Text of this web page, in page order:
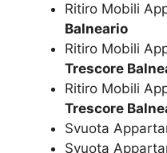
Ritiro Mobili
Balneario
Ritiro Mobili
Trescore
Ritiro Mobili
Trescore
Svuota
Svuota